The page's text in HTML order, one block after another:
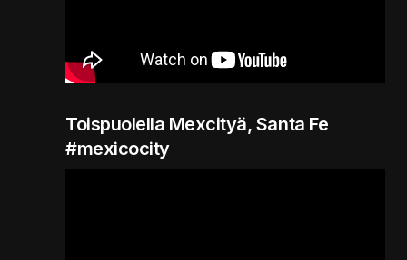
Toispuolella Mexcityä, Santa Fe
#mexicocity